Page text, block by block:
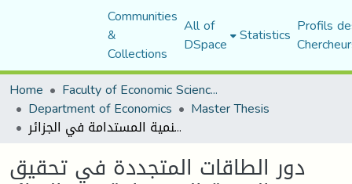
Communities
&
Collections
All of
DSpace Statistics Profils
Home
Faculty of Economic Sciences, Commerce and Management Sciences
Department of Economics Master Thesis
دور الطاقات المتجددة في تحقيق التنمية المستدامة في الجزائر
دور الطاقات المتجددة في تحقيق